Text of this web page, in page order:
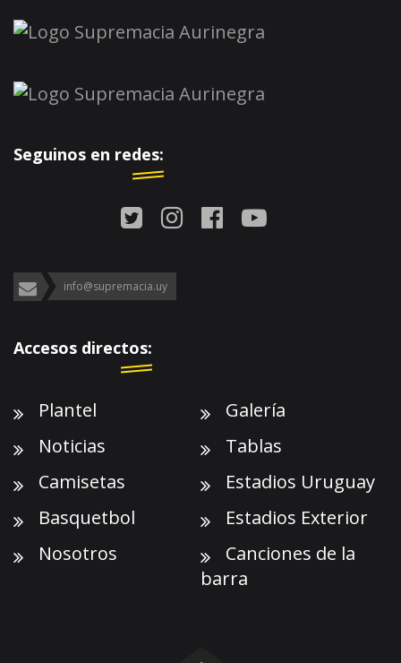
Seguinos en redes:
info@supremacia.uy
Accesos directos:
Plantel
Galería
Noticias
Tablas
Camisetas
Estadios Uruguay
Basquetbol
Estadios Exterior
Nosotros
Canciones de la
barra